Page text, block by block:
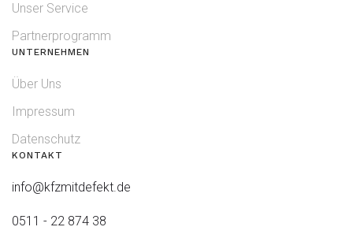
Unser Service
Partnerprogramm
UNTERNEHMEN
Über Uns
Impressum
Datenschutz
KONTAKT
info@kfzmitdefekt.de
0511 - 22 874 38